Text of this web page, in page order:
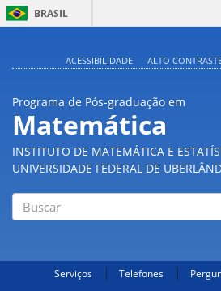
BRASIL
ACESSIBILIDADE
ALTO
Programa de Pós-graduação em
Matemática
INSTITUTO DE MATEMÁTICA E
UNIVERSIDADE FEDERAL DE
Serviços Telefones